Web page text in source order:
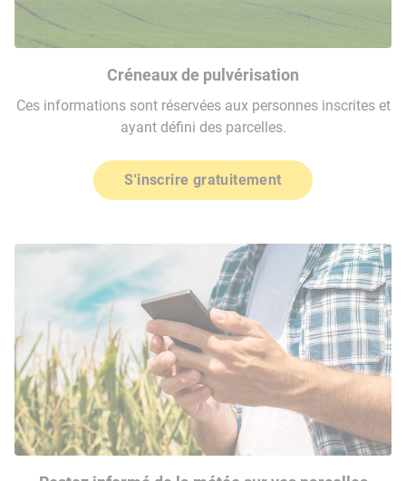
Créneaux de pulvérisation
Ces informations sont réservées aux personnes inscrites et
ayant défini des parcelles.
S'inscrire gratuitement